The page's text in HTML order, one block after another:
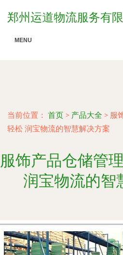
郑州运道物流服务有
MENU
当前位置： 首页 > 产品大全 > 服
轻松 润宝物流的智慧解决方案
服饰产品仓储管
润宝物流的智